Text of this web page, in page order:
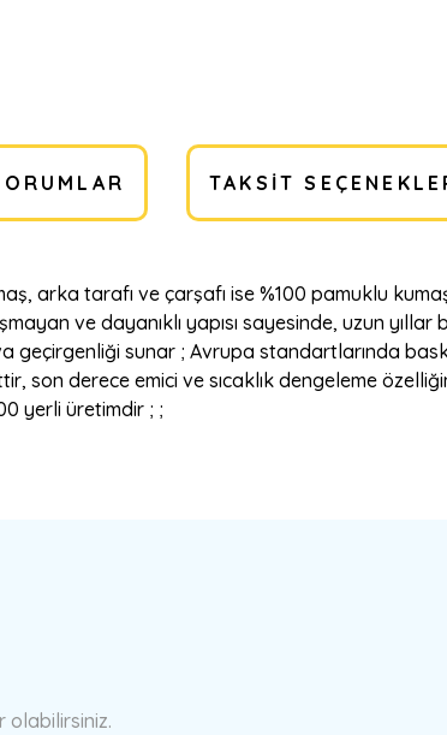
TAKSIT
arka tarafı ve çarşafı ise %100 pamuklu
ve dayanıklı yapısı sayesinde, uzun
geçirgenliği sunar ; Avrupa standartlarında
son derece emici ve sıcaklık dengeleme
yerli üretimdir ; ;
olabilirsiniz.